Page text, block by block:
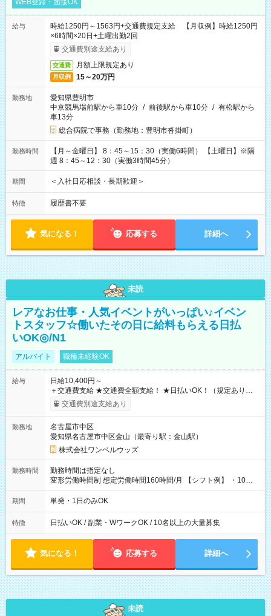
WEB登録・面接OK
給与
時給1250円～1563円+交通費規定支給 【月収例】時給1250円
×6時間×20日+土曜出勤2回
交通費別途支給あり
交通費 月額上限規定あり
月収例 15～20万円
勤務地
愛知県豊明市
中京競馬場前駅から車10分 / 前後駅から車10分 / 有松駅から
車13分
総合病院で事務（勤務地：豊明市沓掛町）
勤務時間
【月～金曜日】 8：45～15：30（実働6時間） 【土曜日】※隔
週 8：45～12：30（実働3時間45分）
期間 ＜入社日応相談・長期歓迎＞
特徴 履歴書不要
気になる！ 応募する 詳細へ
未読
レアなお仕事・人気イベントがいっぱい♪イベン
トスタッフ☆働いたその日に給料もらえる日払
いOK◎/N1
アルバイト 職種未経験OK
給与
日給10,400円～
＋交通費支給 ★交通費全額支給！ ★日払いOK！（規定あり） ┗
働いたその日に現金GET♪ お仕事後はコンビニATMから 日払
交通費別途支給あり
勤務地
名古屋市中区
愛知県名古屋市中区金山（最寄り駅：金山駅）
株式会社ワンベルウッズ
勤務時間
勤務時間は指定なし
変形労働時間制 想定労働時間160時間/月 【シフト例】 ・10：
00～20：00
期間 単発・1日のみOK
特徴 日払いOK / 副業・WワークOK / 10名以上の大量募集
気になる！ 応募する 詳細へ
未読